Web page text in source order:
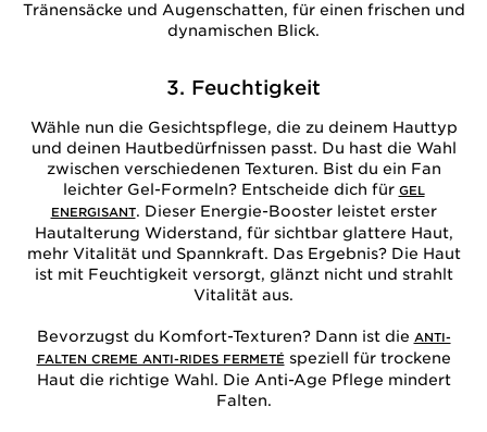
Tränensäcke und Augenschatten, für einen frischen und
dynamischen Blick.
3. Feuchtigkeit
Wähle nun die Gesichtspflege, die zu deinem Hauttyp
und deinen Hautbedürfnissen passt. Du hast die Wahl
zwischen verschiedenen Texturen. Bist du ein Fan
leichter Gel-Formeln? Entscheide dich für GEL
ENERGISANT. Dieser Energie-Booster leistet erster
Hautalterung Widerstand, für sichtbar glattere Haut,
mehr Vitalität und Spannkraft. Das Ergebnis? Die Haut
ist mit Feuchtigkeit versorgt, glänzt nicht und strahlt
Vitalität aus.
Bevorzugst du Komfort-Texturen? Dann ist die ANTI-
FALTEN CREME ANTI-RIDES FERMETÉ speziell für trockene
Haut die richtige Wahl. Die Anti-Age Pflege mindert
Falten.